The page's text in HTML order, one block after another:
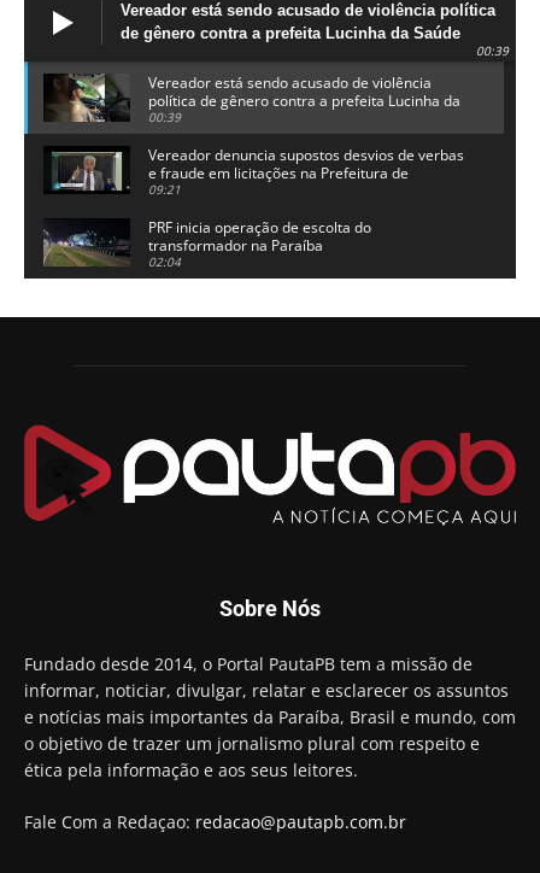
Vereador está sendo acusado de violência política
de gênero contra a prefeita Lucinha da Saúde
00:39
Vereador está sendo acusado de violência
política de gênero contra a prefeita Lucinha da
Saúde
00:39
Vereador denuncia supostos desvios de verbas
e fraude em licitações na Prefeitura de
Alhandra
09:21
PRF inicia operação de escolta do
transformador na Paraíba
02:04
candidatura a governador da Paraíba
Chapa dos sonhos: Cícero agradece a Galdino,
Arthur Lira parabeniza Karla Pimentel por sua
reeleição em Conde
00:23
Aguinaldo Ribeiro destaca apoio do PP a Hugo
preso e faz vídeo na cadeia
Hugo Motta retira projeto que permitia bancos
"confiscar" dinheiro de clientes
01:49
Descaso da gestão Panta deixa crianças e
professoras 'ilhadas' em creche
00:16
Sobre Nós
Fundado desde 2014, o Portal PautaPB tem a missão de
informar, noticiar, divulgar, relatar e esclarecer os assuntos
e notícias mais importantes da Paraíba, Brasil e mundo, com
o objetivo de trazer um jornalismo plural com respeito e
ética pela informação e aos seus leitores.
Fale Com a Redaçao: redacao@pautapb.com.br